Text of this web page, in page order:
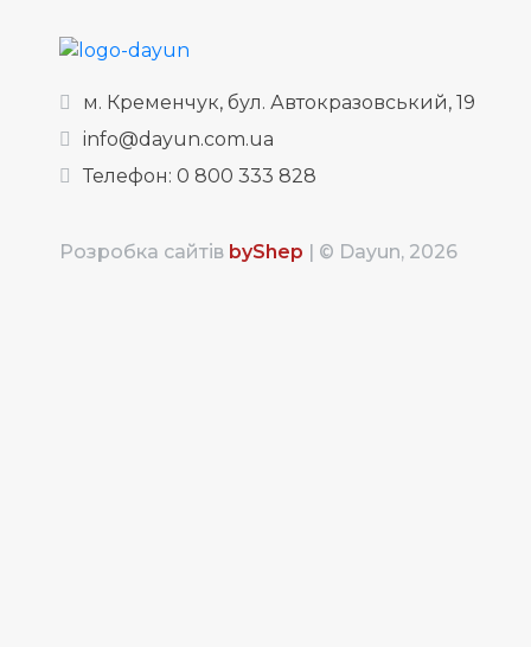
м. Кременчук, бул. Автокразовський, 19
info@dayun.com.ua
Телефон: 0 800 333 828
Розробка сайтів byShep | © Dayun, 2026